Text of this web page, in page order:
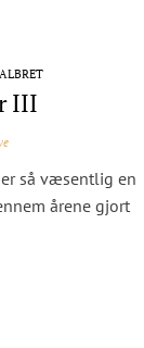
III
så væsentlig en
årene gjort